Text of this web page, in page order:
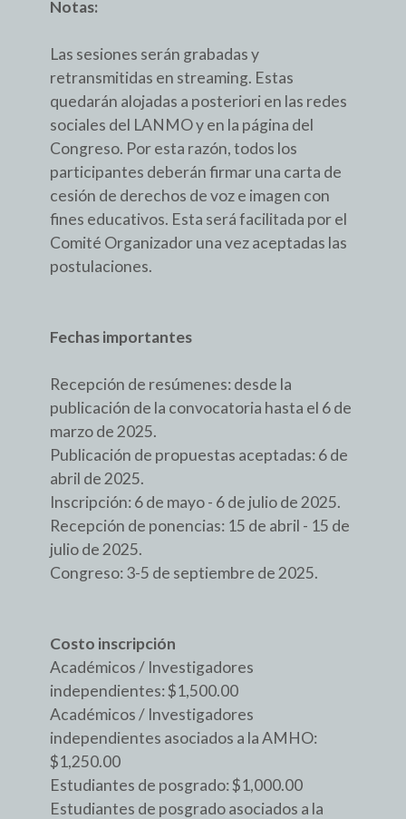
Notas:
Las sesiones serán grabadas y
retransmitidas en streaming. Estas
quedarán alojadas a posteriori en las redes
sociales del LANMO y en la página del
Congreso. Por esta razón, todos los
participantes deberán firmar una carta de
cesión de derechos de voz e imagen con
fines educativos. Esta será facilitada por el
Comité Organizador una vez aceptadas las
postulaciones.
Fechas importantes
Recepción de resúmenes: desde la
publicación de la convocatoria hasta el 6 de
marzo de 2025.
Publicación de propuestas aceptadas: 6 de
abril de 2025.
Inscripción: 6 de mayo - 6 de julio de 2025.
Recepción de ponencias: 15 de abril - 15 de
julio de 2025.
Congreso: 3-5 de septiembre de 2025.
Costo inscripción
Académicos / Investigadores
independientes: $1,500.00
Académicos / Investigadores
independientes asociados a la AMHO:
$1,250.00
Estudiantes de posgrado: $1,000.00
Estudiantes de posgrado asociados a la